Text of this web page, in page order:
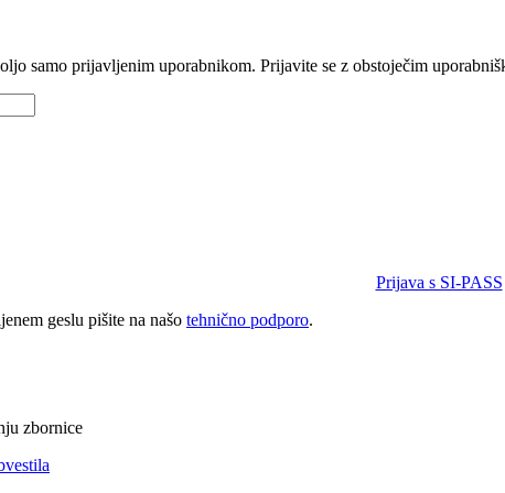
samo prijavljenim uporabnikom. Prijavite se z obstoječim
Prijava s SI-PASS
geslu pišite na našo tehnično podporo.
zbornice